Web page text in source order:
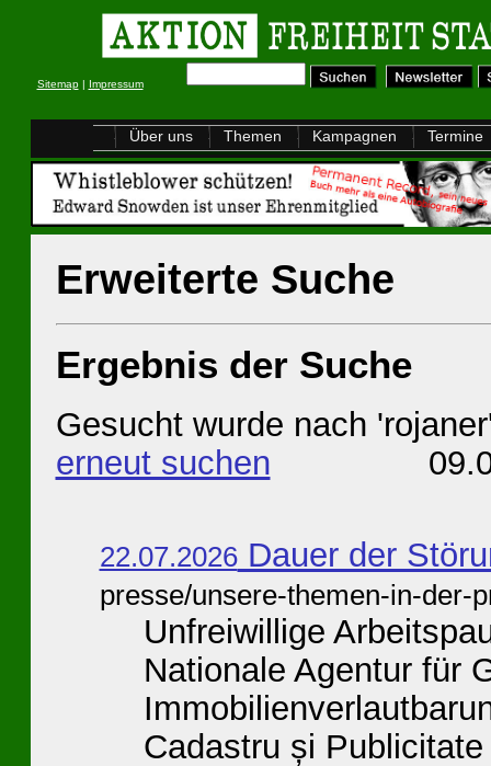
Sitemap| Impressum
Über uns Themen Kampagnen Termine
Erweiterte Suche
Ergebnis der Suche
Gesucht wurde nach
erneut suchen
22.07.2026Dauer der
presse/unsere-themen-in-der-
Unfreiwillige
Nationale Agentur für
Cadastru și